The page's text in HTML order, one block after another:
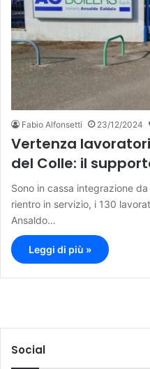
Fabio Alfonsetti 23/12/2024
Vertenza
del Colle: il
Sono in cassa integrazione
rientro in servizio, i 130
Ansaldo…
Leggi di più »
Social